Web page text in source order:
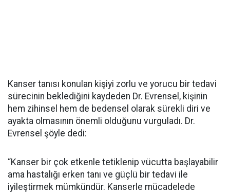
Kanser tanısı konulan kişiyi zorlu ve yorucu bir tedavi
sürecinin beklediğini kaydeden Dr. Evrensel, kişinin
hem zihinsel hem de bedensel olarak sürekli diri ve
ayakta olmasının önemli olduğunu vurguladı. Dr.
Evrensel şöyle dedi:
“Kanser bir çok etkenle tetiklenip vücutta başlayabilir
ama hastalığı erken tanı ve güçlü bir tedavi ile
iyileştirmek mümkündür. Kanserle mücadelede